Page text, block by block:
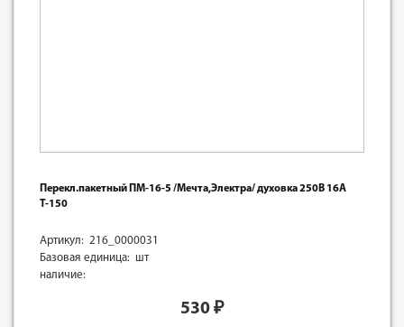
Перекл.пакетный ПМ-16-5 /Мечта,Электра/ духовка 250В 16А
Т-150
Артикул: 216_0000031
Базовая единица: шт
наличие:
530 ₽